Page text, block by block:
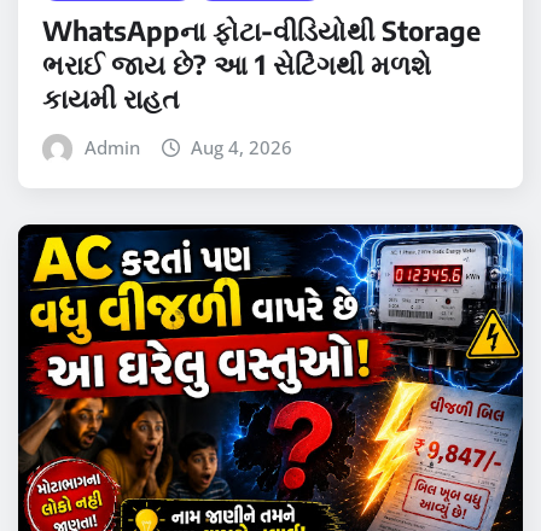
WhatsAppના ફોટા-વીડિયોથી Storage
ભરાઈ જાય છે? આ 1 સેટિંગથી મળશે
કાયમી રાહત
Admin Aug 4, 2026